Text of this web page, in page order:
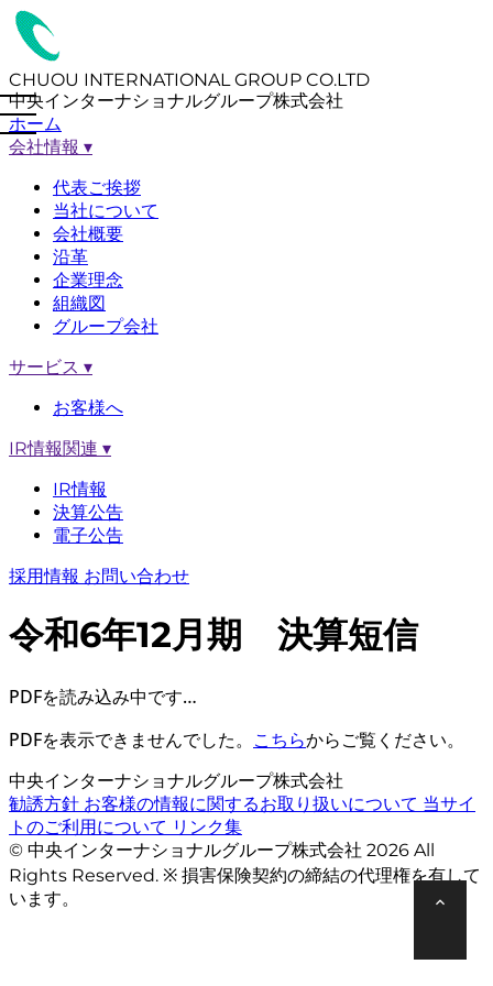
CHUOU INTERNATIONAL GROUP CO.LTD
中央インターナショナルグループ株式会社
ホーム
会社情報 ▾
代表ご挨拶
当社について
会社概要
沿革
企業理念
組織図
グループ会社
サービス ▾
お客様へ
IR情報関連 ▾
IR情報
決算公告
電子公告
採用情報 お問い合わせ
令和6年12月期 決算短信
PDFを読み込み中です…
PDFを表示できませんでした。 こちらからご覧ください。
中央インターナショナルグループ株式会社
勧誘方針 お客様の情報に関するお取り扱いについて 当サイ
トのご利用について リンク集
© 中央インターナショナルグループ株式会社 2026 All
Rights Reserved. ※ 損害保険契約の締結の代理権を有して
います。